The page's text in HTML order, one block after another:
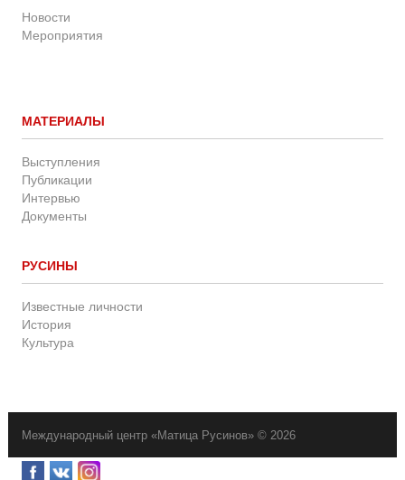
Новости
Мероприятия
МАТЕРИАЛЫ
Выступления
Публикации
Интервью
Документы
РУСИНЫ
Известные личности
История
Культура
Международный центр «Матица Русинов» © 2026